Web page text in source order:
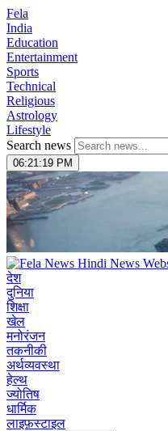
Fela
India
Education
Entertainment
Sports
Technical
Religious
Astrology
Lifestyle
Search news
06:21:20 PM
देश
दुनिया
शिक्षा
खेल
मनोरंजन
तकनीकी
अर्थव्यवस्था
हेल्थ
ज्योतिष
धार्मिक
लाइफ़स्टाइल